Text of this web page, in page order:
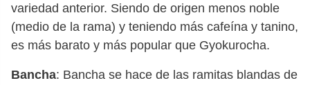
variedad anterior. Siendo de origen menos noble
(medio de la rama) y teniendo más cafeína y tanino,
es más barato y más popular que Gyokurocha.
Bancha: Bancha se hace de las ramitas blandas de